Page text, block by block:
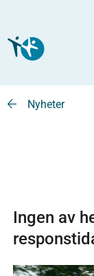
Nyheter
Ingen av